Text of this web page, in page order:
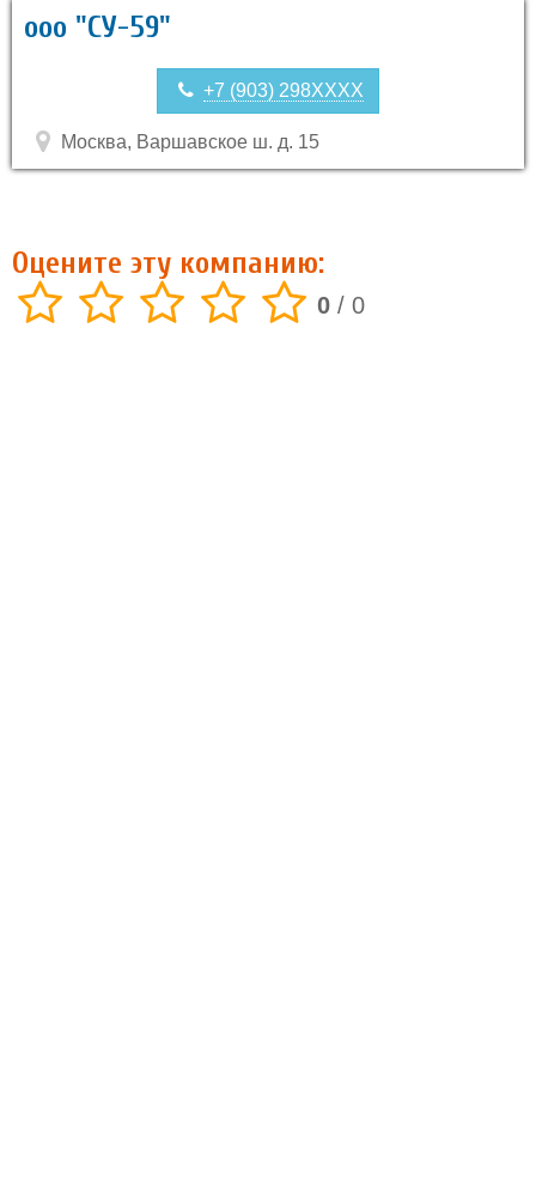
ооо "СУ-59"
+7 (903) 298XXXX
Москва, Варшавское ш. д. 15
Оцените эту компанию:
0 / 0